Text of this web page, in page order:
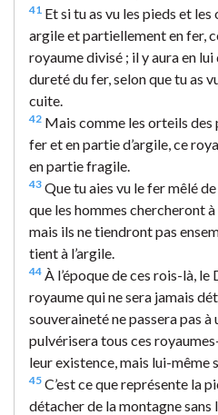
41 Et si tu as vu les pieds et
argile et partiellement en fer,
royaume divisé ; il y aura en
dureté du fer, selon que tu as
cuite.
42 Mais comme les orteils
fer et en partie d’argile, ce
en partie fragile.
43 Que tu aies vu le fer mêlé
que les hommes chercheront à
mais ils ne tiendront pas
tient à l’argile.
44 À l’époque de ces rois-là,
royaume qui ne sera jamais
souveraineté ne passera pas à
pulvérisera tous ces
leur existence, mais lui-même
45 C’est ce que représente la
détacher de la montagne sans